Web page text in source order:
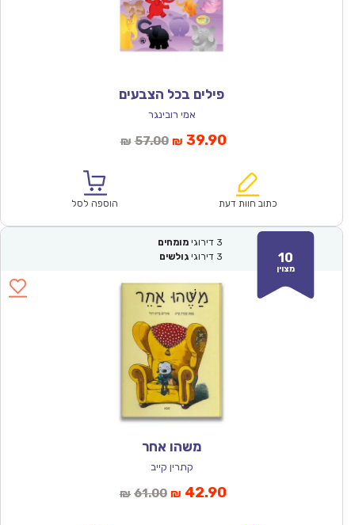
פילים בכל הצבעים
אמי רובינגר
₪ 57.00המחיר
₪57.00.
₪ 39.90המחיר
הוא:
כתוב חוות דעת הוספה לסל
10
מצוין
3 דירוגי מומחים
3 דירוגי גולשים
משהו אחר
קתרין קייב
₪ 61.00המחיר
₪ 42.90המחיר